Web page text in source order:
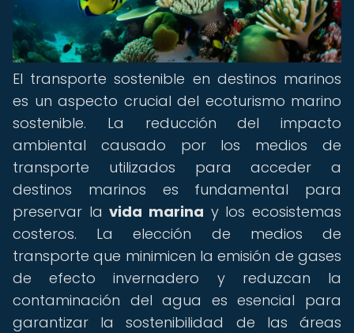
El transporte sostenible en destinos marinos
es un aspecto crucial del ecoturismo marino
sostenible. La reducción del impacto
ambiental causado por los medios de
transporte utilizados para acceder a
destinos marinos es fundamental para
preservar lavida marina y los ecosistemas
costeros. La elección de medios de
transporte que minimicen la emisión de gases
de efecto invernadero y reduzcan la
contaminación del agua es esencial para
garantizar la sostenibilidad de las áreas